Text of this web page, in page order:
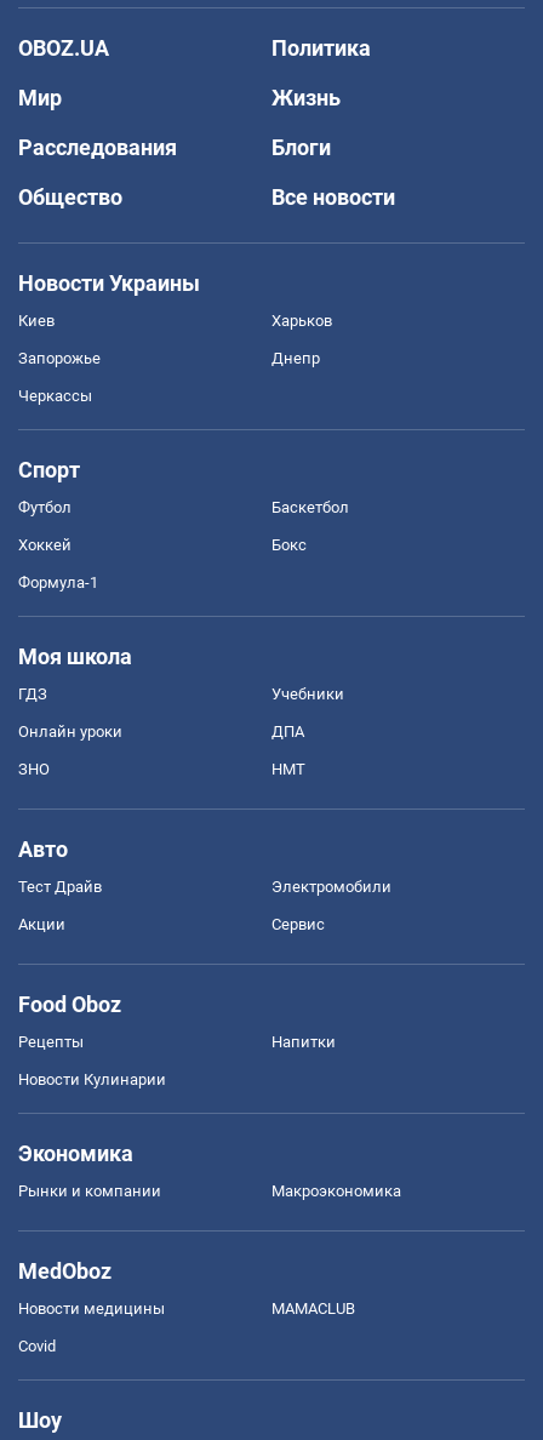
OBOZ.UA
Политика
Мир
Жизнь
Расследования
Блоги
Общество
Все новости
Новости Украины
Киев Харьков
Запорожье Днепр
Черкассы
Спорт
Футбол Баскетбол
Хоккей Бокс
Формула-1
Моя школа
ГДЗ Учебники
Онлайн уроки ДПА
ЗНО НМТ
Авто
Тест Драйв Электромобили
Акции Сервис
Food Oboz
Рецепты Напитки
Новости Кулинарии
Экономика
Рынки и компании Mакроэкономика
MedOboz
Новости медицины MAMACLUB
Covid
Шоу